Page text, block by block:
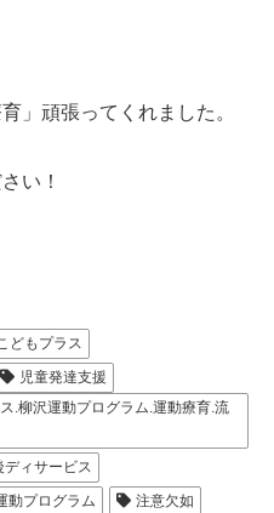
」頑張ってくれました。
い！
どもプラス
児童発達支援
.柳沢運動プログラム.運動療育.流
ディサービス
動プログラム
注意欠如